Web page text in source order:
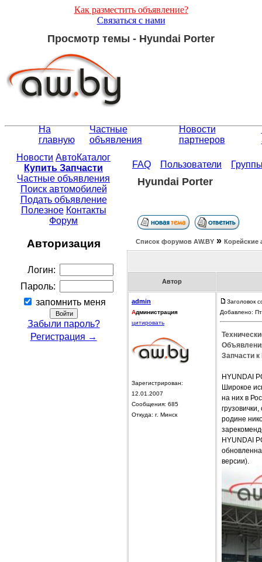
Как разместить объявление?
Связаться с нами
Просмотр темы - Hyundai Porter
На
главную
Частные
объявления
Новости
партнеров
Новости АвтоКаталог
Купить Запчасти
Частные объявления
Поиск автомобилей
Подать объявление
Полезное Контакты
Форум
Авторизация
Логин:
Пароль:
запомнить меня
Забыли пароль?
Регистрация →
FAQ Пользователи
Hyundai Porter
Список форумов АW.BY » Корейские
Автор
admin
Администрация
цитировать
Зарегистрирован:
12.01.2007
Сообщения: 685
Откуда: г. Минск
Заголовок
Добавлено:
Запчасти
HYUNDAI
Широкое
на них в
родине
HYUNDAI
версии).